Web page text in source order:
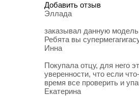
Добавить отзыв
Эллада
заказывал данную
Ребята вы
Инна
Покупала отцу, для него
уверенности, что если
время все проверить и
Екатерина